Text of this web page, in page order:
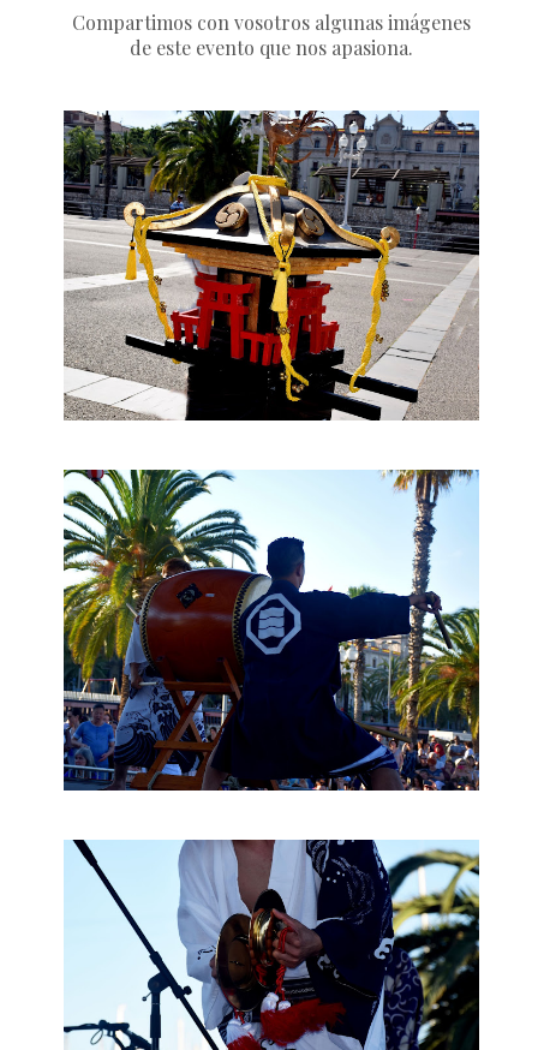
Compartimos con vosotros algunas imágenes
de este evento que nos apasiona.